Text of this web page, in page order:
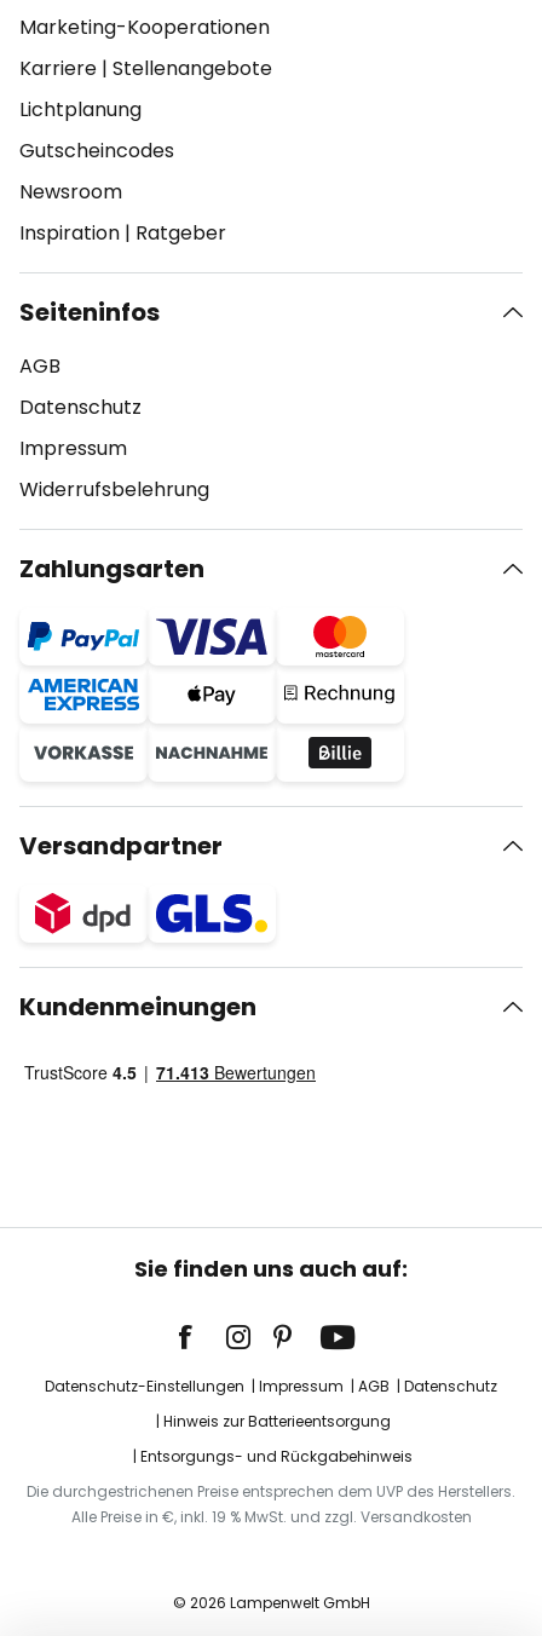
Marketing-Kooperationen
Karriere | Stellenangebote
Lichtplanung
Gutscheincodes
Newsroom
Inspiration | Ratgeber
Seiteninfos
AGB
Datenschutz
Impressum
Widerrufsbelehrung
Zahlungsarten
Versandpartner
Kundenmeinungen
Sie finden uns auch auf:
Datenschutz-Einstellungen Impressum AGB
Datenschutz
Hinweis zur Batterieentsorgung
Entsorgungs- und Rückgabehinweis
Die durchgestrichenen Preise entsprechen dem UVP des Herstellers.
Alle Preise in €, inkl. 19 % MwSt. und zzgl. Versandkosten
© 2026 Lampenwelt GmbH